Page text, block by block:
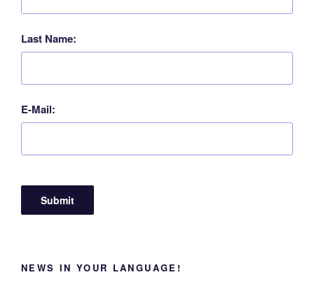
Last Name:
E-Mail:
NEWS IN YOUR LANGUAGE!